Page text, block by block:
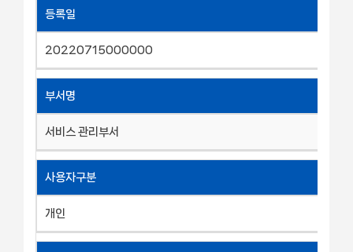
등록일
20220715000000
부서명
서비스 관리부서
사용자구분
개인